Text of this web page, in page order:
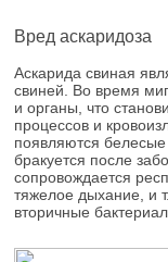
Вред аскаридоза
Аскарида свиная
свиней. Во время
и органы, что
процессов и
появляются
бракуется после
сопровождается
тяжелое дыхание, и
вторичные